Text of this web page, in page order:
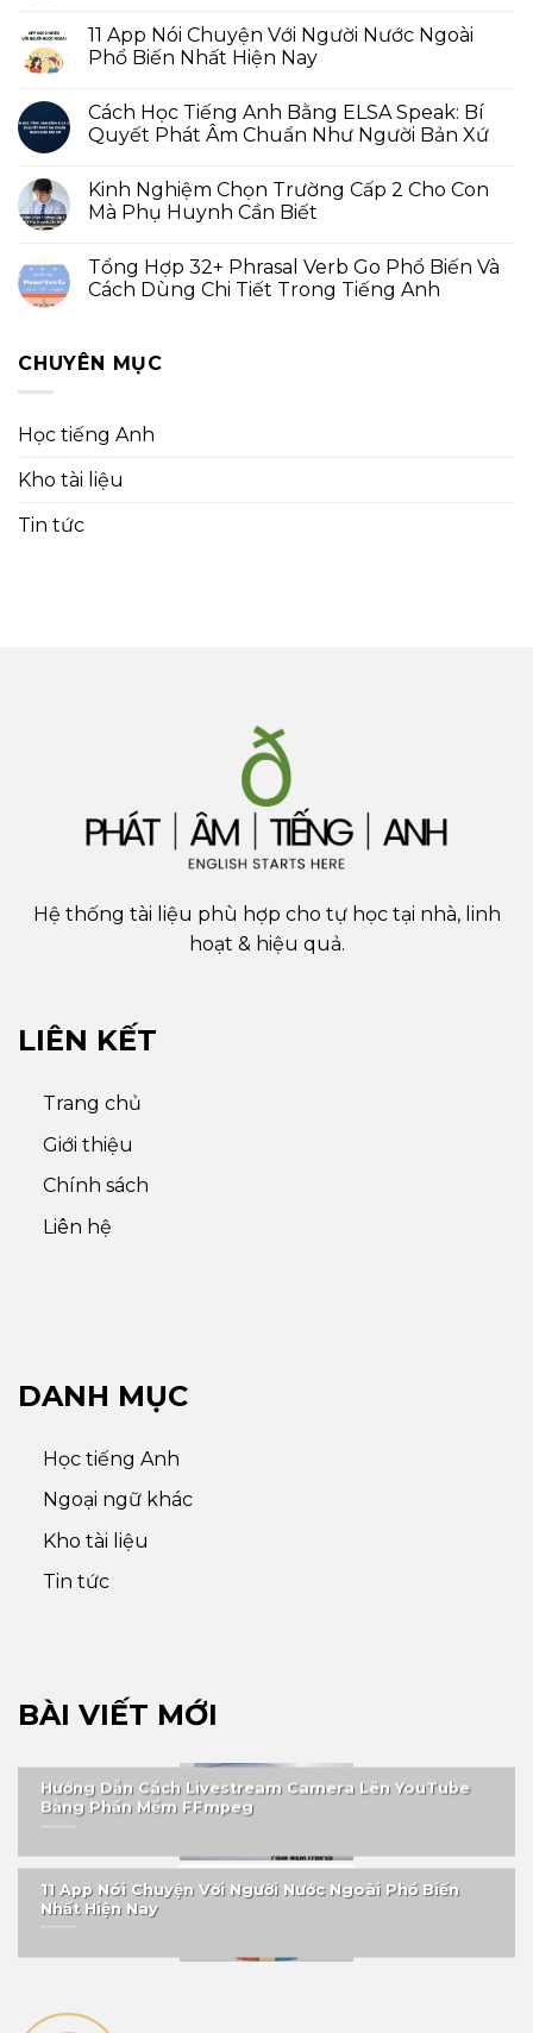
11 App Nói Chuyện Với Người Nước Ngoài
Phổ Biến Nhất Hiện Nay
Cách Học Tiếng Anh Bằng ELSA Speak: Bí
Quyết Phát Âm Chuẩn Như Người Bản Xứ
Kinh Nghiệm Chọn Trường Cấp 2 Cho Con
Mà Phụ Huynh Cần Biết
Tổng Hợp 32+ Phrasal Verb Go Phổ Biến Và
Cách Dùng Chi Tiết Trong Tiếng Anh
CHUYÊN MỤC
Học tiếng Anh
Kho tài liệu
Tin tức
Hệ thống tài liệu phù hợp cho tự học tại nhà, linh
hoạt & hiệu quả.
LIÊN KẾT
Trang chủ
Giới thiệu
Chính sách
Liên hệ
DANH MỤC
Học tiếng Anh
Ngoại ngữ khác
Kho tài liệu
Tin tức
BÀI VIẾT MỚI
Hướng Dẫn Cách Livestream Camera Lên YouTube
Bằng Phần Mềm FFmpeg
11 App Nói Chuyện Với Người Nước Ngoài Phổ Biến
Nhất Hiện Nay